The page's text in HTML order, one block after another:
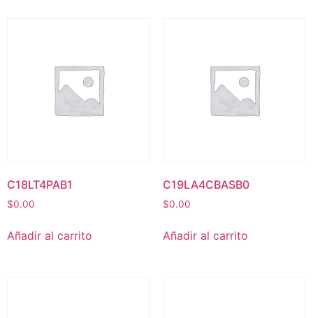
C18LT4PAB1
$0.00
Añadir al carrito
C19LA4CBASB0
$0.00
Añadir al carrito